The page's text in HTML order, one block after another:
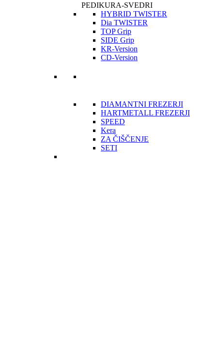
PEDIKURA-SVEDRI
HYBRID TWISTER
Dia TWISTER
TOP Grip
SIDE Grip
KR-Version
CD-Version
DIAMANTNI FREZERJI
HARTMETALL FREZERJI
SPEED
Kera
ZA ČIŠČENJE
SETI